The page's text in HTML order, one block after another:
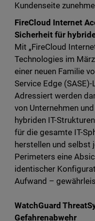
Kundenseite
FireCloud Internet
Sicherheit für
Mit „FireCloud
Technologies im
einer neuen Familie
Service Edge
Adressiert werden
von Unternehmen
hybriden IT-
für die gesamte IT-
herstellen und selbst
Perimeters eine
identischer
Aufwand –
WatchGuard
Gefahrenabwehr